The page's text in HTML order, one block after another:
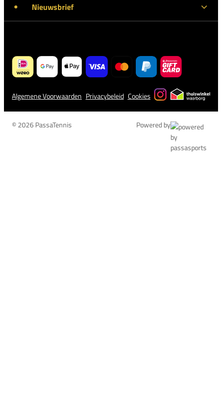
Nieuwsbrief
Algemene Voorwaarden Privacybeleid Cookies
© 2026 PassaTennis Powered by